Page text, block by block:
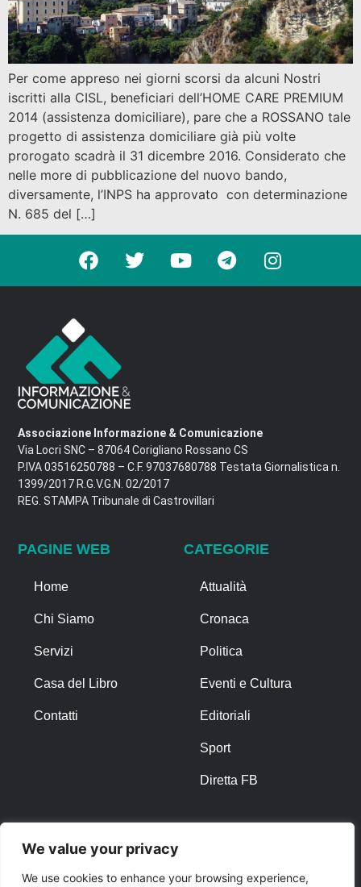
We value your privacy
We use cookies to enhance your browsing experience,
Per come appreso nei giorni scorsi da alcuni Nostri
iscritti alla CISL, beneficiari dell’HOME CARE PREMIUM
2014 (assistenza domiciliare), pare che a ROSSANO tale
progetto di assistenza domiciliare già più volte
prorogato scadrà il 31 dicembre 2016. Considerato che
nelle more di pubblicazione del nuovo bando,
diversamente, l’INPS ha approvato con determinazione
N. 685 del […]
Associazione Informazione & Comunicazione
Via Locri SNC – 87064 Corigliano Rossano CS
P.IVA 03516250788 – C.F. 97037680788 Testata Giornalistica n.
1399/2017 R.G.V.G.N. 02/2017
REG. STAMPA Tribunale di Castrovillari
PAGINE WEB
Home
Chi Siamo
Servizi
Casa del Libro
Contatti
CATEGORIE
Attualità
Cronaca
Politica
Eventi e Cultura
Editoriali
Sport
Diretta FB